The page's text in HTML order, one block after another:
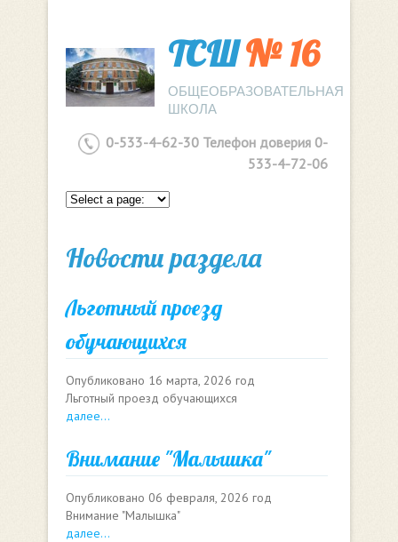
ТСШ№ 16
ОБЩЕОБРАЗОВАТЕЛЬНАЯ
ШКОЛА
0-533-4-62-30 Телефон доверия 0-
533-4-72-06
Новости раздела
Льготный проезд
обучающихся
Опубликовано 16 марта, 2026 год
Льготный проезд обучающихся
далее...
Внимание "Малышка"
Опубликовано 06 февраля, 2026 год
Внимание "Малышка"
далее...